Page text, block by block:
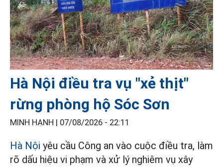
Hà Nội điều tra vụ "xẻ thịt"
rừng phòng hộ Sóc Sơn
MINH HẠNH | 07/08/2026 - 22:11
Hà Nội yêu cầu Công an vào cuộc điều tra, làm
rõ dấu hiệu vi phạm và xử lý nghiêm vụ xây